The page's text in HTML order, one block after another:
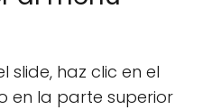
slide, haz clic en el
en la parte superior